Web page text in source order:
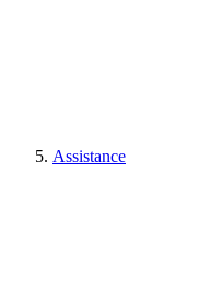
Assistance